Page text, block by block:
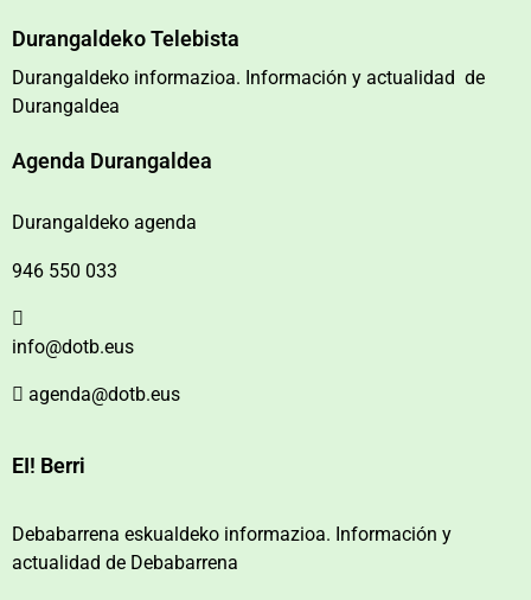
Durangaldeko Telebista
Durangaldeko informazioa. Información y actualidad de
Durangaldea
Agenda Durangaldea
Durangaldeko agenda
946 550 033
info@dotb.eus
agenda@dotb.eus
EI! Berri
Debabarrena eskualdeko informazioa. Información y
actualidad de Debabarrena